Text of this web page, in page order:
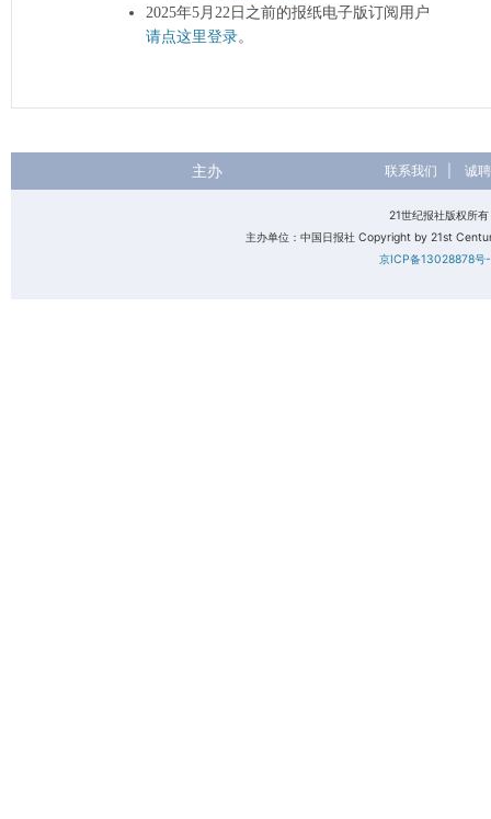
2025年5月22日之前的报纸电子版订阅用户
请点这里登录。
主办 联系我们 诚
21世纪报社版权所
主办单位：中国日报社 Copyright by 21st
京ICP备13028878号